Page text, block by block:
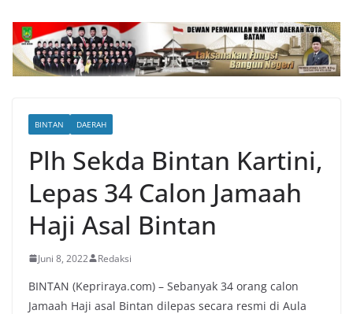
BINTAN DAERAH
Plh Sekda Bintan Kartini,
Lepas 34 Calon Jamaah
Haji Asal Bintan
Juni 8, 2022 Redaksi
BINTAN (Kepriraya.com) – Sebanyak 34 orang calon
Jamaah Haji asal Bintan dilepas secara resmi di Aula